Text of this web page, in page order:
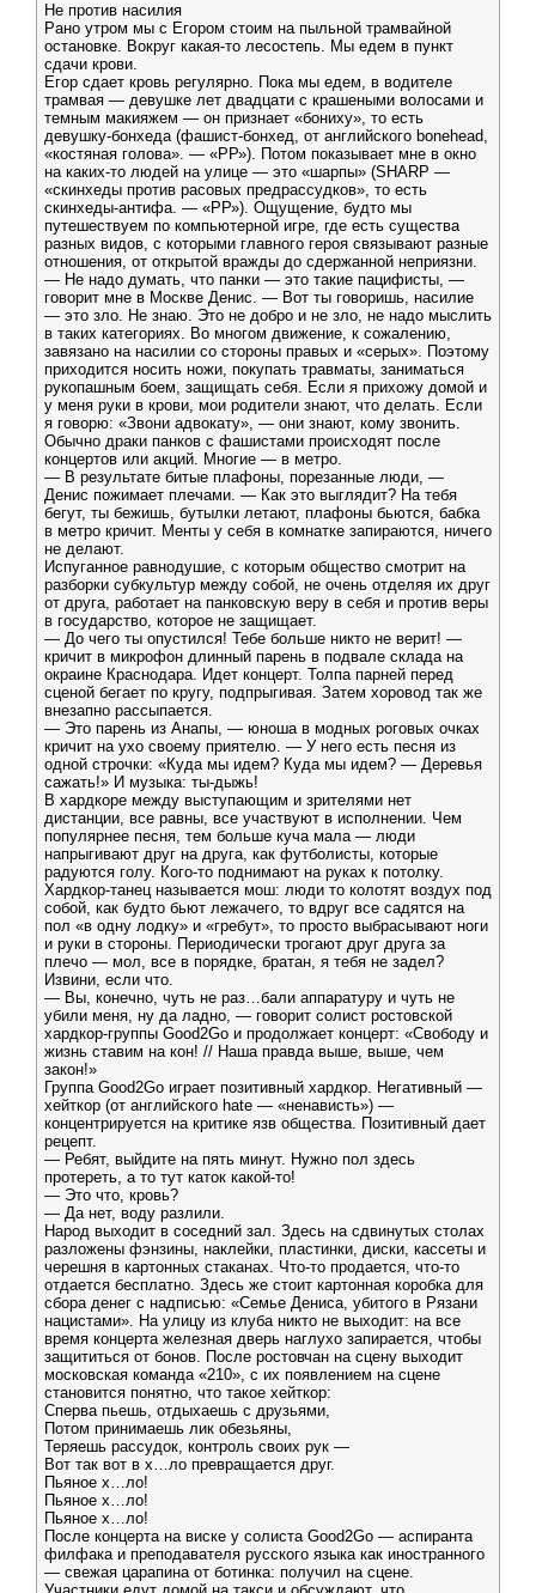
Не против насилия
Рано утром мы с Егором стоим на пыльной трамвайной
остановке. Вокруг какая-то лесостепь. Мы едем в пункт
сдачи крови.
Егор сдает кровь регулярно. Пока мы едем, в водителе
трамвая — девушке лет двадцати с крашеными волосами и
темным макияжем — он признает «бониху», то есть
девушку-бонхеда (фашист-бонхед, от английского bonehead,
«костяная голова». — «РР»). Потом показывает мне в окно
на каких-то людей на улице — это «шарпы» (SHARP —
«скинхеды против расовых предрассудков», то есть
скинхеды-антифа. — «РР»). Ощущение, будто мы
путешествуем по компьютерной игре, где есть существа
разных видов, с которыми главного героя связывают разные
отношения, от открытой вражды до сдержанной неприязни.
— Не надо думать, что панки — это такие пацифисты, —
говорит мне в Москве Денис. — Вот ты говоришь, насилие
— это зло. Не знаю. Это не добро и не зло, не надо мыслить
в таких категориях. Во многом движение, к сожалению,
завязано на насилии со стороны правых и «серых». Поэтому
приходится носить ножи, покупать травматы, заниматься
рукопашным боем, защищать себя. Если я прихожу домой и
у меня руки в крови, мои родители знают, что делать. Если
я говорю: «Звони адвокату», — они знают, кому звонить.
Обычно драки панков с фашистами происходят после
концертов или акций. Многие — в метро.
— В результате битые плафоны, порезанные люди, —
Денис пожимает плечами. — Как это выглядит? На тебя
бегут, ты бежишь, бутылки летают, плафоны бьются, бабка
в метро кричит. Менты у себя в комнатке запираются, ничего
не делают.
Испуганное равнодушие, с которым общество смотрит на
разборки субкультур между собой, не очень отделяя их друг
от друга, работает на панковскую веру в себя и против веры
в государство, которое не защищает.
— До чего ты опустился! Тебе больше никто не верит! —
кричит в микрофон длинный парень в подвале склада на
окраине Краснодара. Идет концерт. Толпа парней перед
сценой бегает по кругу, подпрыгивая. Затем хоровод так же
внезапно рассыпается.
— Это парень из Анапы, — юноша в модных роговых очках
кричит на ухо своему приятелю. — У него есть песня из
одной строчки: «Куда мы идем? Куда мы идем? — Деревья
сажать!» И музыка: ты-дыжь!
В хардкоре между выступающим и зрителями нет
дистанции, все равны, все участвуют в исполнении. Чем
популярнее песня, тем больше куча мала — люди
напрыгивают друг на друга, как футболисты, которые
радуются голу. Кого-то поднимают на руках к потолку.
Хардкор-танец называется мош: люди то колотят воздух под
собой, как будто бьют лежачего, то вдруг все садятся на
пол «в одну лодку» и «гребут», то просто выбрасывают ноги
и руки в стороны. Периодически трогают друг друга за
плечо — мол, все в порядке, братан, я тебя не задел?
Извини, если что.
— Вы, конечно, чуть не раз…бали аппаратуру и чуть не
убили меня, ну да ладно, — говорит солист ростовской
хардкор-группы Good2Go и продолжает концерт: «Свободу и
жизнь ставим на кон! // Наша правда выше, выше, чем
закон!»
Группа Good2Go играет позитивный хардкор. Негативный —
хейткор (от английского hate — «ненависть») —
концентрируется на критике язв общества. Позитивный дает
рецепт.
— Ребят, выйдите на пять минут. Нужно пол здесь
протереть, а то тут каток какой-то!
— Это что, кровь?
— Да нет, воду разлили.
Народ выходит в соседний зал. Здесь на сдвинутых столах
разложены фэнзины, наклейки, пластинки, диски, кассеты и
черешня в картонных стаканах. Что-то продается, что-то
отдается бесплатно. Здесь же стоит картонная коробка для
сбора денег с надписью: «Семье Дениса, убитого в Рязани
нацистами». На улицу из клуба никто не выходит: на все
время концерта железная дверь наглухо запирается, чтобы
защититься от бонов. После ростовчан на сцену выходит
московская команда «210», c их появлением на сцене
становится понятно, что такое хейткор:
Сперва пьешь, отдыхаешь с друзьями,
Потом принимаешь лик обезьяны,
Теряешь рассудок, контроль своих рук —
Вот так вот в х…ло превращается друг.
Пьяное х…ло!
Пьяное х…ло!
Пьяное х…ло!
После концерта на виске у солиста Good2Go — аспиранта
филфака и преподавателя русского языка как иностранного
— свежая царапина от ботинка: получил на сцене.